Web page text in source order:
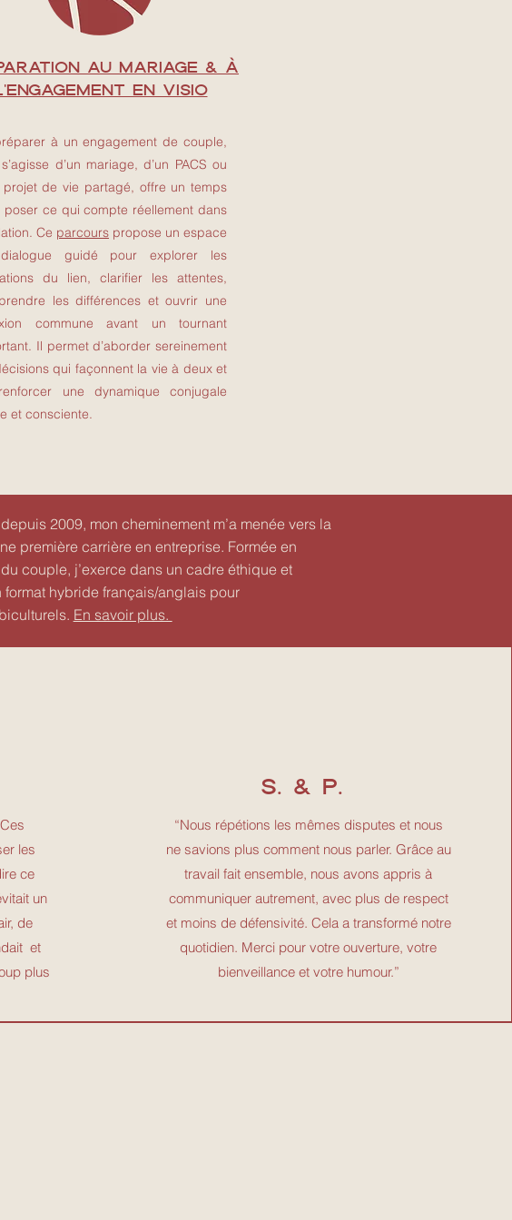
au mariage & à
en visio
à un engagement de couple,
s’agisse d’un mariage, d’un PACS ou
projet de vie partagé, offre un temps
poser ce qui compte réellement dans
Ce parcours propose un espace
guidé pour explorer les
du lien, clarifier les attentes,
les différences et ouvrir une
commune avant un tournant
Il permet d’aborder sereinement
qui façonnent la vie à deux et
une dynamique conjugale
et consciente.
2009, mon cheminement m’a menée vers la
première carrière en entreprise. Formée en
couple, j’exerce dans un cadre éthique et
format hybride français/anglais pour
En savoir plus.
les
ce
un
de
et
plus
S. & P.
“Nous répétions les mêmes disputes et nous
ne savions plus comment nous parler. Grâce au
travail fait ensemble, nous avons appris à
communiquer autrement, avec plus de respect
et moins de défensivité. Cela a transformé notre
quotidien. Merci pour votre ouverture, votre
bienveillance et votre humour.”